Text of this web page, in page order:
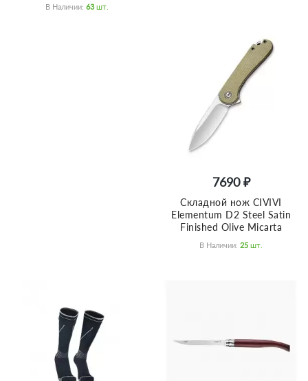
В Наличии: 63 Шт.
7690 ₽
Складной нож CIVIVI
Elementum D2 Steel Satin
Finished Olive Micarta
В Наличии: 25 Шт.